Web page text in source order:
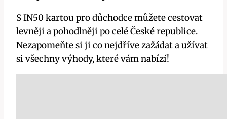
S IN50 kartou pro důchodce můžete cestovat
levněji a pohodlněji po celé České republice.
Nezapomeňte si ji co nejdříve zažádat a užívat
si všechny výhody, které vám nabízí!